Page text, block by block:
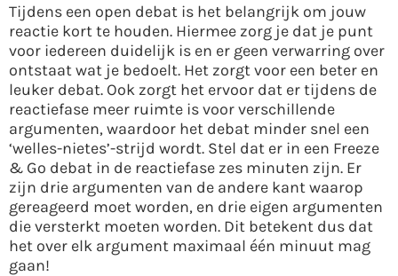
Tijdens een open debat is het belangrijk om jouw
reactie kort te houden. Hiermee zorg je dat je punt
voor iedereen duidelijk is en er geen verwarring over
ontstaat wat je bedoelt. Het zorgt voor een beter en
leuker debat. Ook zorgt het ervoor dat er tijdens de
reactiefase meer ruimte is voor verschillende
argumenten, waardoor het debat minder snel een
‘welles-nietes’-strijd wordt. Stel dat er in een Freeze
& Go debat in de reactiefase zes minuten zijn. Er
zijn drie argumenten van de andere kant waarop
gereageerd moet worden, en drie eigen argumenten
die versterkt moeten worden. Dit betekent dus dat
het over elk argument maximaal één minuut mag
gaan!